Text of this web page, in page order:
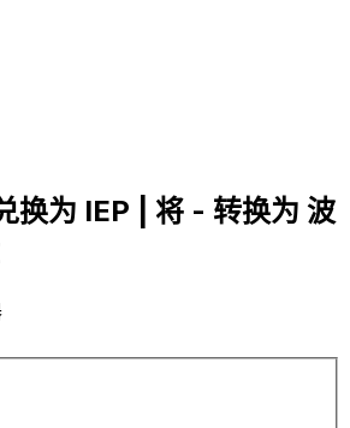
换为 IEP | 将 - 转换为 波